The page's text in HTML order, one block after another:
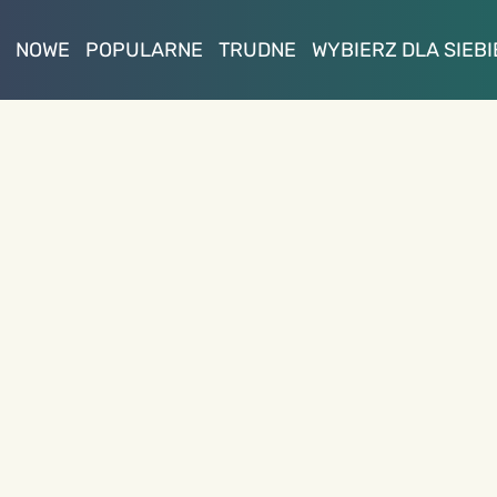
NOWE POPULARNE TRUDNE WYBIERZ DLA